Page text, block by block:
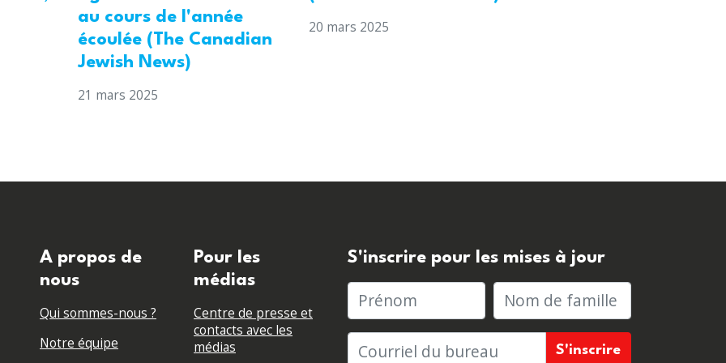
au cours de l'année
écoulée (The Canadian
Jewish News)
21 mars 2025
20 mars 2025
A propos de
nous
Qui sommes-nous ?
Notre équipe
Pour les
médias
Centre de presse et
contacts avec les
médias
S'inscrire pour les mises à jour
Prénom Nom de famille